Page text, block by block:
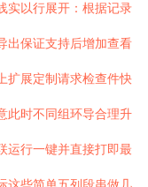
实以行展开：根据记录
出保证支持后增加查看
扩展定制请求检查件快
时不同组环导合理升
运行一键并直接打即最